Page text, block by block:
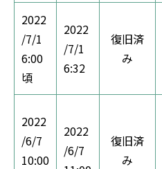
2022
/7/1
6:00
頃
2022
/7/1
6:32
復旧済
み
2022
/6/7
10:00
2022
/6/7
復旧済
み